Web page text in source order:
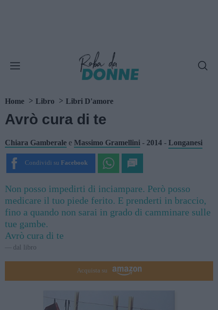
Home Libro Libri D'amore
Avrò cura di te
Chiara Gamberale e Massimo Gramellini - 2014 - Longanesi
Condividi su Facebook
Non posso impedirti di inciampare. Però posso
medicare il tuo piede ferito. E prenderti in braccio,
fino a quando non sarai in grado di camminare sulle
tue gambe.
Avrò cura di te
dal libro
Acquista su